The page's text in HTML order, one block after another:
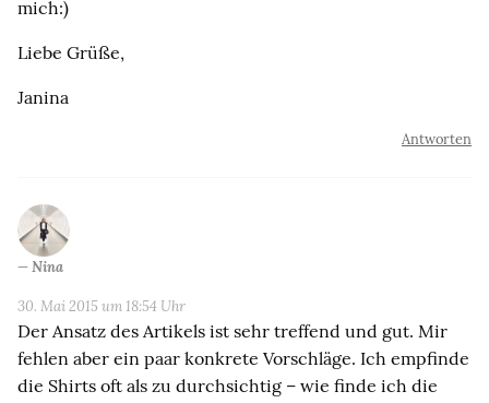
mich:)
Liebe Grüße,
Janina
Antworten
Nina
30. Mai 2015 um 18:54 Uhr
Der Ansatz des Artikels ist sehr treffend und gut. Mir
fehlen aber ein paar konkrete Vorschläge. Ich empfinde
die Shirts oft als zu durchsichtig – wie finde ich die